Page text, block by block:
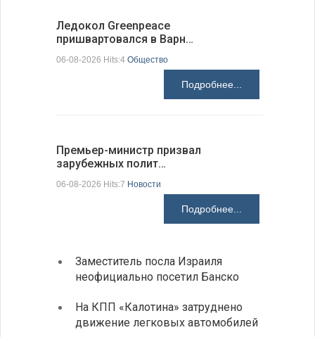
Ледокол Greenpeace
пришвартовался в Варн…
06-08-2026 Hits:4 Общество
Подробнее...
Премьер-министр призвал
зарубежных полит…
06-08-2026 Hits:7 Новости
Подробнее...
Заместитель посла Израиля
неофициально посетил Банско
На КПП «Калотина» затруднено
движение легковых автомобилей